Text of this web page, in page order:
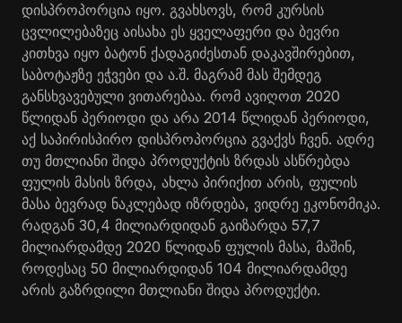
დისპროპორცია იყო. გვახსოვს, რომ კურსის
ცვლილებაზეც აისახა ეს ყველაფერი და ბევრი
კითხვა იყო ბატონ ქადაგიძესთან დაკავშირებით,
საბოტაჟზე ეჭვები და ა.შ. მაგრამ მას შემდეგ
განსხვავებული ვითარებაა. რომ ავიღოთ 2020
წლიდან პერიოდი და არა 2014 წლიდან პერიოდი,
აქ საპირისპირო დისპროპორცია გვაქვს ჩვენ. ადრე
თუ მთლიანი შიდა პროდუქტის ზრდას ასწრებდა
ფულის მასის ზრდა, ახლა პირიქით არის, ფულის
მასა ბევრად ნაკლებად იზრდება, ვიდრე ეკონომიკა.
რადგან 30,4 მილიარდიდან გაიზარდა 57,7
მილიარდამდე 2020 წლიდან ფულის მასა, მაშინ,
როდესაც 50 მილიარდიდან 104 მილიარდამდე
არის გაზრდილი მთლიანი შიდა პროდუქტი.